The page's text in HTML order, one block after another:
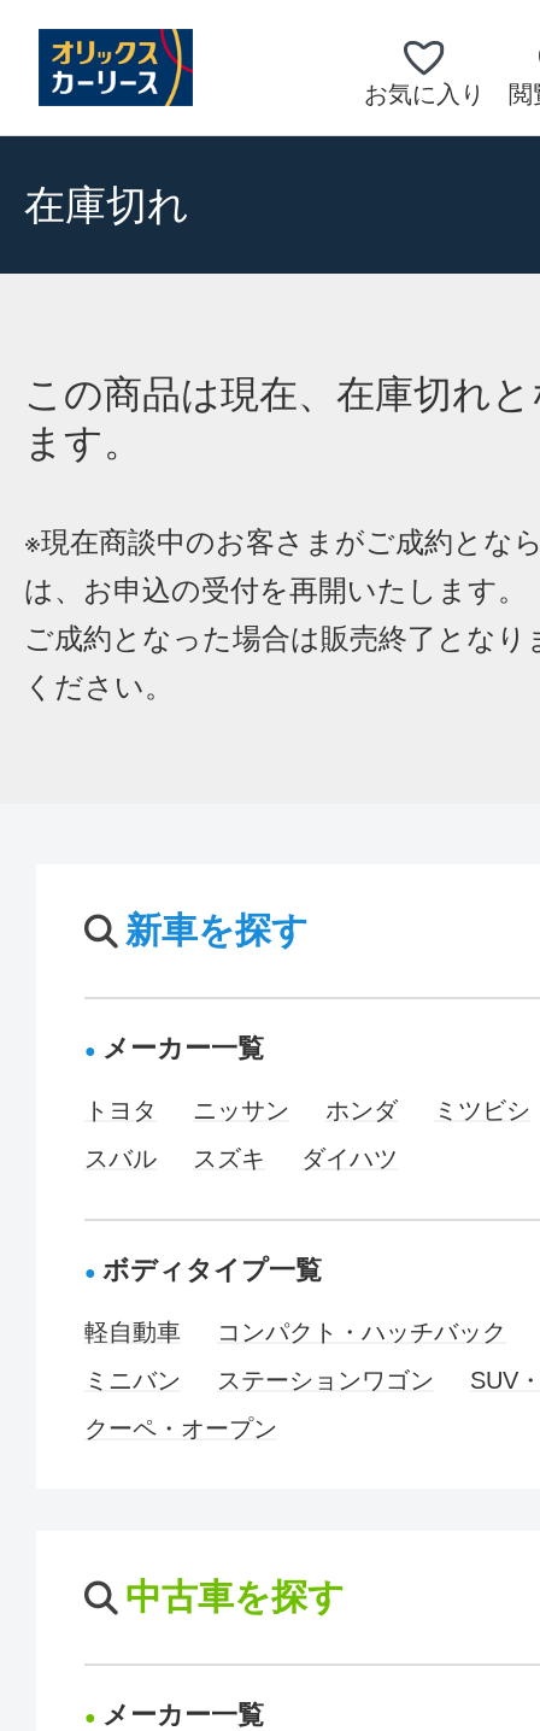
お気に入り 閲
在庫切れ
この商品は現在、在庫切れ
ます。
※現在商談中のお客さまがご成約とな
は、お申込の受付を再開いたします。
ご成約となった場合は販売終了となり
ください。
新車を探す
メーカー一覧
トヨタ ニッサン ホンダ
ミツビシ
スバル
スズキ ダイハツ
ボディタイプ一覧
軽自動車
コンパクト・ハッチバック
ミニバン
ステーションワゴン
SUV
クーペ・オープン
中古車を探す
メーカー一覧